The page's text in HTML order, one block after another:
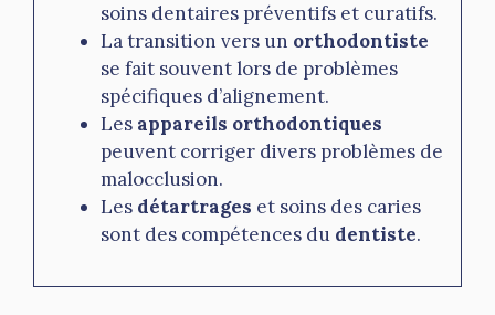
soins dentaires préventifs et curatifs.
La transition vers un orthodontiste
se fait souvent lors de problèmes
spécifiques d’alignement.
Les appareils orthodontiques
peuvent corriger divers problèmes de
malocclusion.
Les détartrages et soins des caries
sont des compétences du dentiste.